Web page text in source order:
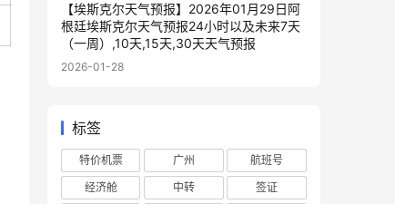
【埃斯克尔天气预报】2026年01月29日阿
根廷埃斯克尔天气预报24小时以及未来7天
（一周）,10天,15天,30天天气预报
2026-01-28
标签
特价机票 广州
航班号
经济舱
中转
签证